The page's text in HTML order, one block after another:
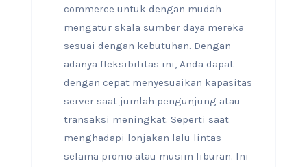
commerce untuk dengan mudah
mengatur skala sumber daya mereka
sesuai dengan kebutuhan. Dengan
adanya fleksibilitas ini, Anda dapat
dengan cepat menyesuaikan kapasitas
server saat jumlah pengunjung atau
transaksi meningkat. Seperti saat
menghadapi lonjakan lalu lintas
selama promo atau musim liburan. Ini